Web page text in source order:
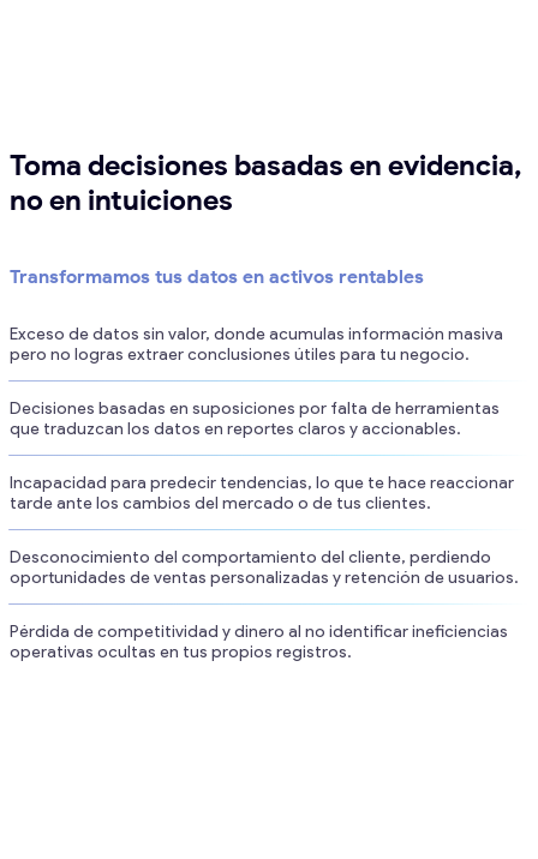
Toma decisiones basadas en evidencia,
no en intuiciones
Transformamos tus datos en activos rentables
Exceso de datos sin valor, donde acumulas información masiva
pero no logras extraer conclusiones útiles para tu negocio.
Decisiones basadas en suposiciones por falta de herramientas
que traduzcan los datos en reportes claros y accionables.
Incapacidad para predecir tendencias, lo que te hace reaccionar
tarde ante los cambios del mercado o de tus clientes.
Desconocimiento del comportamiento del cliente, perdiendo
oportunidades de ventas personalizadas y retención de usuarios.
Pérdida de competitividad y dinero al no identificar ineficiencias
operativas ocultas en tus propios registros.